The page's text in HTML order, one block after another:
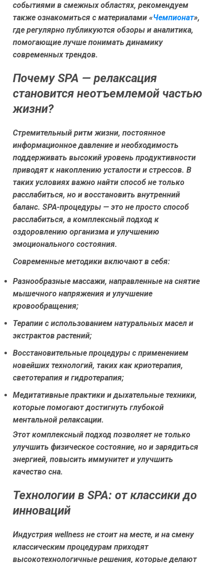
событиями в смежных областях, рекомендуем
также ознакомиться с материалами «Чемпионат»,
где регулярно публикуются обзоры и аналитика,
помогающие лучше понимать динамику
современных трендов.
Почему SPA — релаксация
становится неотъемлемой частью
жизни?
Стремительный ритм жизни, постоянное
информационное давление и необходимость
поддерживать высокий уровень продуктивности
приводят к накоплению усталости и стрессов. В
таких условиях важно найти способ не только
расслабиться, но и восстановить внутренний
баланс. SPA-процедуры — это не просто способ
расслабиться, а комплексный подход к
оздоровлению организма и улучшению
эмоционального состояния.
Современные методики включают в себя:
Разнообразные массажи, направленные на снятие
мышечного напряжения и улучшение
кровообращения;
Терапии с использованием натуральных масел и
экстрактов растений;
Восстановительные процедуры с применением
новейших технологий, таких как криотерапия,
светотерапия и гидротерапия;
Медитативные практики и дыхательные техники,
которые помогают достигнуть глубокой
ментальной релаксации.
Этот комплексный подход позволяет не только
улучшить физическое состояние, но и зарядиться
энергией, повысить иммунитет и улучшить
качество сна.
Технологии в SPA: от классики до
инноваций
Индустрия wellness не стоит на месте, и на смену
классическим процедурам приходят
высокотехнологичные решения, которые делают